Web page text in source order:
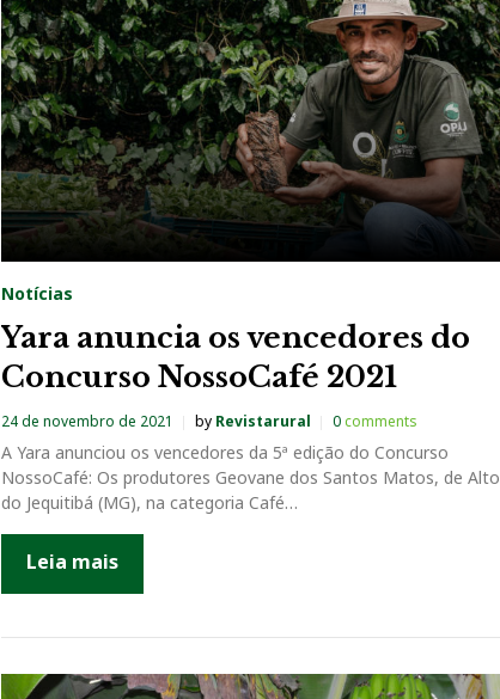
Notícias
Yara anuncia os vencedores do
Concurso NossoCafé 2021
24 de novembro de 2021 by Revistarural 0comments
A Yara anunciou os vencedores da 5ª edição do Concurso
NossoCafé: Os produtores Geovane dos Santos Matos, de Alto
do Jequitibá (MG), na categoria Café…
Leia mais